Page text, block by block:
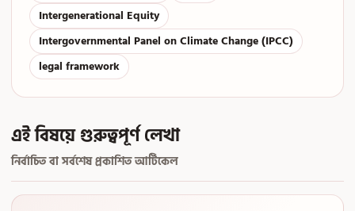
Intergenerational Equity
Intergovernmental Panel on Climate Change (IPCC)
legal framework
এই বিষয়ে গুরুত্বপূর্ণ লেখা
নির্বাচিত বা সর্বশেষ প্রকাশিত আর্টিকেল